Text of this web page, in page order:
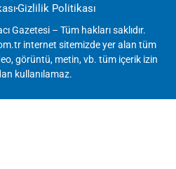
Gizlilik Politikası
Gazetesi – Tüm hakları saklıdır.
internet sitemizde yer alan tüm
görüntü, metin, vb. tüm içerik izin
kullanılamaz.